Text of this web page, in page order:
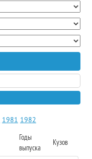
1981 1982
Годы
выпуска
Кузов